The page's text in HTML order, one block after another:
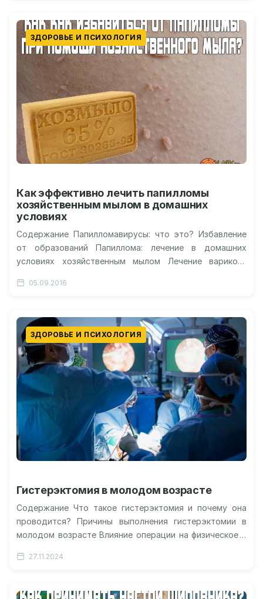
ЗДОРОВЬЕ И ПСИХОЛОГИЯ
Как эффективно лечить папилломы
хозяйственным мылом в домашних
условиях
Содержание Папилломавирусы: что это? Избавление
от образований Папиллома: лечение в домашних
условиях хозяйственным мылом Лечение варикоза
Видео: избавляемся от папиллом…
05.09.2016
ЗДОРОВЬЕ И ПСИХОЛОГИЯ
Гистерэктомия в молодом возрасте
Содержание Что такое гистерэктомия и почему она
проводится? Причины выполнения гистерэктомии в
молодом возрасте Влияние операции на физическое и
27.11.2024